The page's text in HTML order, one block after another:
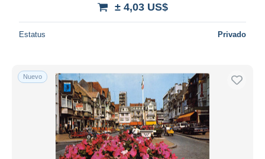
± 4,03 US$
Estatus Privado
Nuevo